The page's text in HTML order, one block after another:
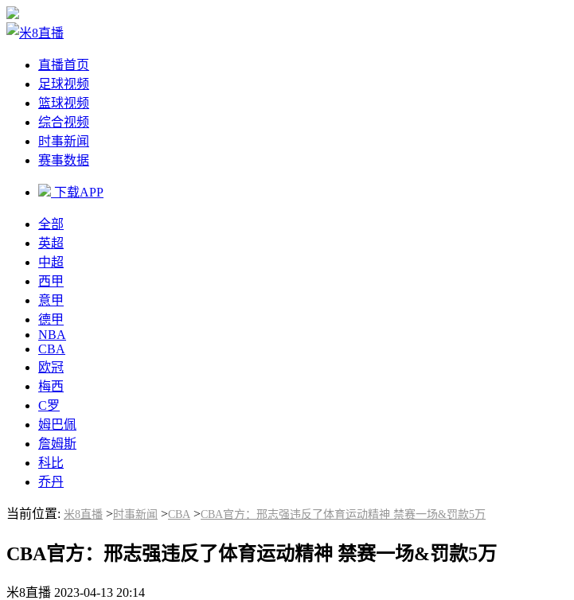
直播首页
足球视频
篮球视频
综合视频
时事新闻
赛事数据
下载APP
全部
英超
中超
西甲
意甲
德甲
NBA
CBA
欧冠
梅西
C罗
姆巴佩
詹姆斯
科比
乔丹
当前位置: 米8直播 >时事新闻 >CBA >CBA官方：邢志强违反了体育运动精神 禁赛一场&罚款5万
CBA官方：邢志强违反了体育运动精神 禁赛一场&罚款5万
米8直播 2023-04-13 20:14